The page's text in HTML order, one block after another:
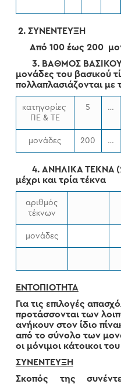
2. ΣΥΝΕΝΤΕΥΞΗ
Από 100 έως 200
3. ΒΑΘΜΟΣ ΒΑΣΙΚΟΥ
μονάδες του βασικού
πολλαπλασιάζονται με
κατηγορίες
ΠΕ & ΤΕ
5 …
μονάδες 200 …
4. ΑΝΗΛΙΚΑ ΤΕΚΝΑ
μέχρι και τρία τέκνα
αριθμός
τέκνων
μονάδες
ΕΝΤΟΠΙΟΤΗΤΑ
Για τις επιλογές
προτάσσονται των
ανήκουν στον ίδιο
από το σύνολο των
οι μόνιμοι κάτοικοι
ΣΥΝΕΝΤΕΥΞΗ
Σκοπός της